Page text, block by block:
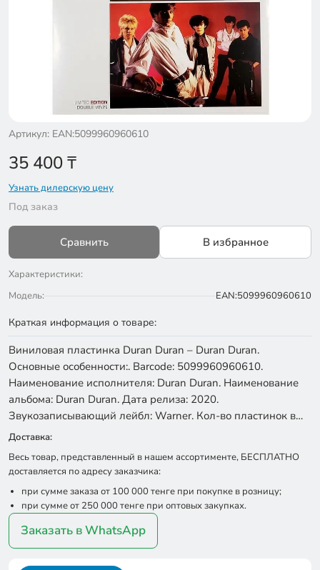
Артикул: EAN:5099960960610
35 400₸
Узнать дилерскую цену
Под заказ
Сравнить В избранное
Характеристики:
Модель:
EAN:5099960960610
Краткая информация о товаре:
Виниловая пластинка Duran Duran – Duran Duran.
Основные особенности:. Barcode: 5099960960610.
Наименование исполнителя: Duran Duran. Наименование
альбома: Duran Duran. Дата релиза: 2020.
Звукозаписывающий лейбл: Warner. Кол-во пластинок в…
Доставка:
Весь товар, представленный в нашем ассортименте, БЕСПЛАТНО
доставляется по адресу заказчика:
при сумме заказа от 100 000 тенге при покупке в розницу;
при сумме от 250 000 тенге при оптовых закупках.
Заказать в WhatsApp